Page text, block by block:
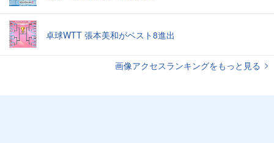
卓球WTT 張本美和がベスト8進出
画像アクセスランキングをもっと見る